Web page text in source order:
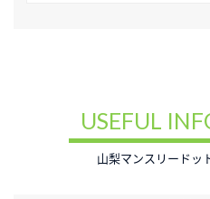
USEFUL
山梨マンスリードッ